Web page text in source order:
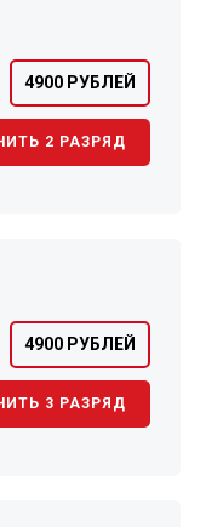
4900 РУБЛЕЙ
2 РАЗРЯД
4900 РУБЛЕЙ
3 РАЗРЯД